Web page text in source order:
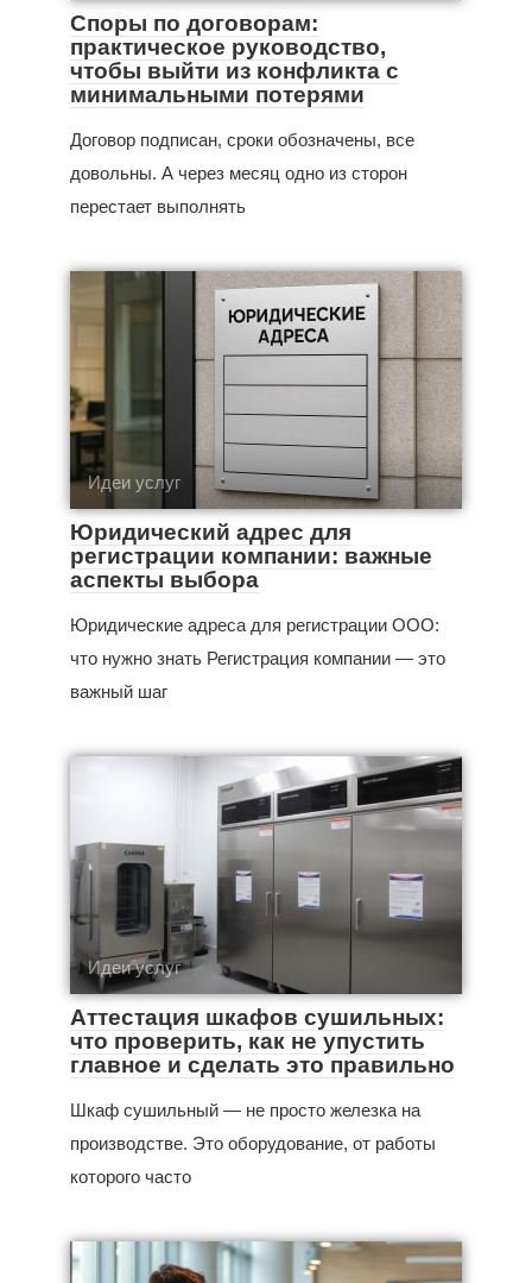
Споры по договорам:
практическое руководство,
чтобы выйти из конфликта с
минимальными потерями
Договор подписан, сроки обозначены, все
довольны. А через месяц одно из сторон
перестает выполнять
Идеи услуг
Юридический адрес для
регистрации компании: важные
аспекты выбора
Юридические адреса для регистрации ООО:
что нужно знать Регистрация компании — это
важный шаг
Идеи услуг
Аттестация шкафов сушильных:
что проверить, как не упустить
главное и сделать это правильно
Шкаф сушильный — не просто железка на
производстве. Это оборудование, от работы
которого часто